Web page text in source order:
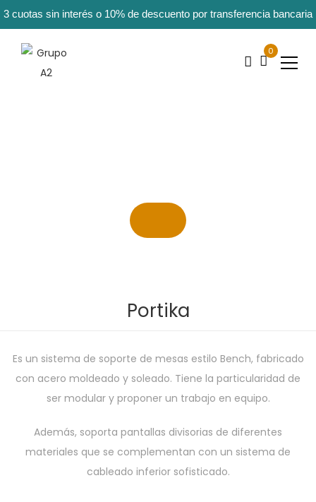
3 cuotas sin interés o 10% de descuento por transferencia bancaria
0
Portika
Es un sistema de soporte de mesas estilo Bench, fabricado
con acero moldeado y soleado. Tiene la particularidad de
ser modular y proponer un trabajo en equipo.
Además, soporta pantallas divisorias de diferentes
materiales que se complementan con un sistema de
cableado inferior sofisticado.